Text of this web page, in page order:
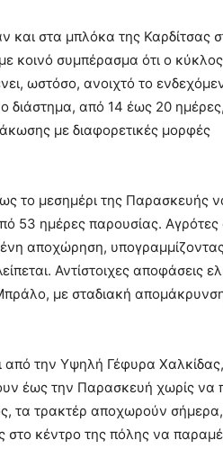
και στα μπλόκα της Καρδίτσας
κοινό συμπέρασμα ότι ο
ωστόσο, ανοιχτό το
διάστημα, από 14 έως 20
με διαφορετικές μορφές
το μεσημέρι της Παρασκευής
53 ημέρες παρουσίας. Αγρότες
αποχώρηση, υπογραμμίζοντας
Αντίστοιχες αποφάσεις
με σταδιακή
από την Υψηλή Γέφυρα
έως την Παρασκευή χωρίς να
τα τρακτέρ αποχωρούν
κέντρο της πόλης να